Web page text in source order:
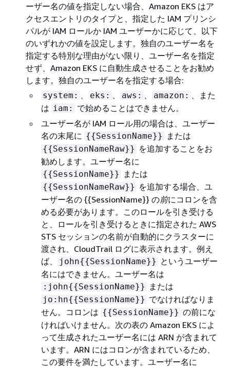
ーザー名の値を指定しない場合、Amazon EKS はア
クセスエントリのタイプと、指定した IAM プリンシ
パルが IAM ロールか IAM ユーザーかに応じて、以下
のいずれかの値を設定します。独自のユーザー名を
指定する特別な理由がない限り、ユーザー名を指定
せず、Amazon EKS に自動生成させることをお勧め
します。独自のユーザー名を指定する場合:
system: 、 eks: 、 aws: 、 amazon: 、また
は iam:
で始めることはできません。
ユーザー名が IAM ロール用の場合は、ユーザー
名の末尾に {{SessionName}} または
{{SessionNameRaw}} を追加することをお
勧めします。ユーザー名に
{{SessionName}} または
{{SessionNameRaw}} を追加する場合、ユ
ーザー名の {{SessionName}} の前にコロンを含
める必要があります。このロールを引き受ける
と、ロールを引き受けるときに指定された AWS
STS セッションの名前が自動的にクラスターに
渡され、CloudTrail ログに表示されます。例え
ば、
john{{SessionName}} というユーザー
名にはできません。ユーザー名は
:john{{SessionName}} または
jo:hn{{SessionName}} でなければなりま
せん。コロンは {{SessionName}} の前にな
ければいけません。次の表の Amazon EKS によ
って生成されたユーザー名には ARN が含まれて
います。ARN にはコロンが含まれているため、
この要件を満たしています。ユーザー名に